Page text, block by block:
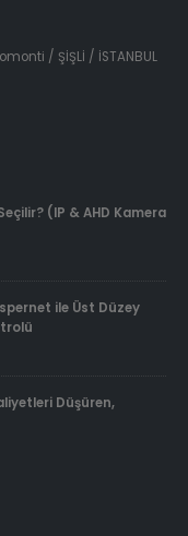
/ ŞİŞLİ / İSTANBUL
(IP & AHD Kamera
ile Üst Düzey
Düşüren,